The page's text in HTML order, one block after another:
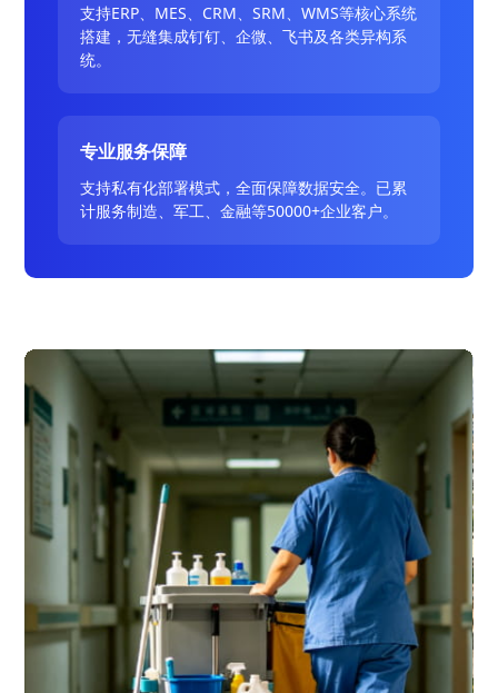
支持ERP、MES、CRM、SRM、WMS等核心系统
搭建，无缝集成钉钉、企微、飞书及各类异构系
统。
专业服务保障
支持私有化部署模式，全面保障数据安全。已累
计服务制造、军工、金融等50000+企业客户。